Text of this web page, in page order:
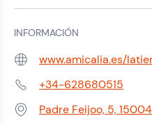
INFORMACIÓN
Web: www.amicalia.es/
Teléfono:+34-628680515
Dirección:Padre Feijoo, 5,